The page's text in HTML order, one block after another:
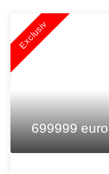
Exclusiv
699999 euro